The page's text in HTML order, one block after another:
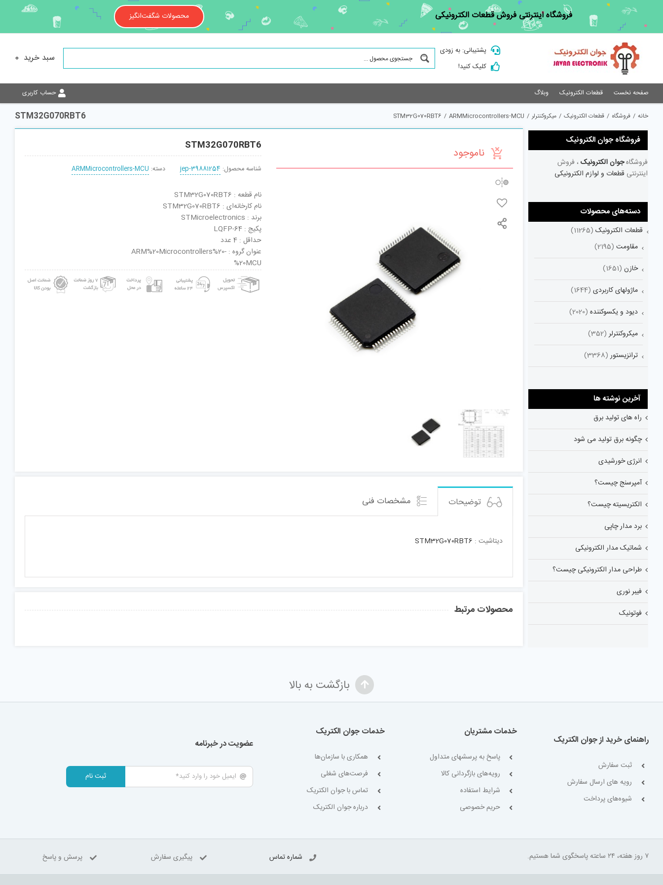
content
فروشگاه اینترنتی فروش قطعات الکترونیکی محصولات شگفت‌انگیز
پشتیبانی: به زودی
کلیک کنید!
سبد خرید 0
صفحه نخست قطعات الکترونیک وبلاگ حساب کاربری
STM32G070RBT6 خانه / فروشگاه / قطعات الکترونیک / میکروکنترلر /
ARMMicrocontrollers-MCU
/
STM32G070RBT6
ناموجود STM32G070RBT6
شناسه محصول: jep-39881254 دسته: ARMMicrocontrollers-MCU
نام قطعه : STM32G070RBT6
نام کارخانه‌ای : STM32G070RBT6
برند : STMicroelectronics
پکیج : LQFP-64
حداقل : 4 عدد
عنوان گروه : ARM%20Microcontrollers%20-
%20MCU
توضیحات مشخصات فنی
دیتاشیت : STM32G070RBT6
محصولات مرتبط
فروشگاه جوان الکترونیک
فروشگاهجوان الکترونیک ، فروش
اینترنتی قطعات و لوازم الکترونیکی
دسته‌های محصولات
قطعات الکترونیک (11265)
مقاومت (2195)
خازن (1651)
ماژولهای کاربردی (1644)
دیود و یکسوکننده (2020)
میکروکنترلر (352)
ترانزیستور (3368)
آخرین نوشته ها
راه های تولید برق
چگونه برق تولید می شود
انرژی خورشیدی
آمپرسنج چیست؟
الکتریسیته چیست؟
برد مدار چاپی
شماتیک مدار الکترونیکی
طراحی مدار الکترونیکی چیست؟
فیبر نوری
فوتونیک
بازگشت به بالا
راهنمای خرید از جوان الکتریک
ثبت سفارش
رویه های ارسال سفارش
شیوه‌های پرداخت
خدمات مشتریان
پاسخ به پرسشهای متداول
رویه‌های بازگردانی کالا
شرایط استفاده
حریم خصوصی
خدمات جوان الکتریک
همکاری با سازمان‌ها
فرصت‌های شغلی
تماس با جوان الکتریک
درباره جوان الکتریک
عضویت در خبرنامه
ثبت نام
۷ روز هفته، ۲۴ ساعته پاسخگوی شما هستیم. شماره تماس پیگیری سفارش پرسش و پاسخ